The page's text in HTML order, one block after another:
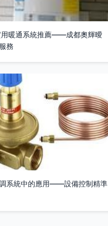
用暖通系統推薦——成都奧輝曖
務
系統中的應用——設備控制精準